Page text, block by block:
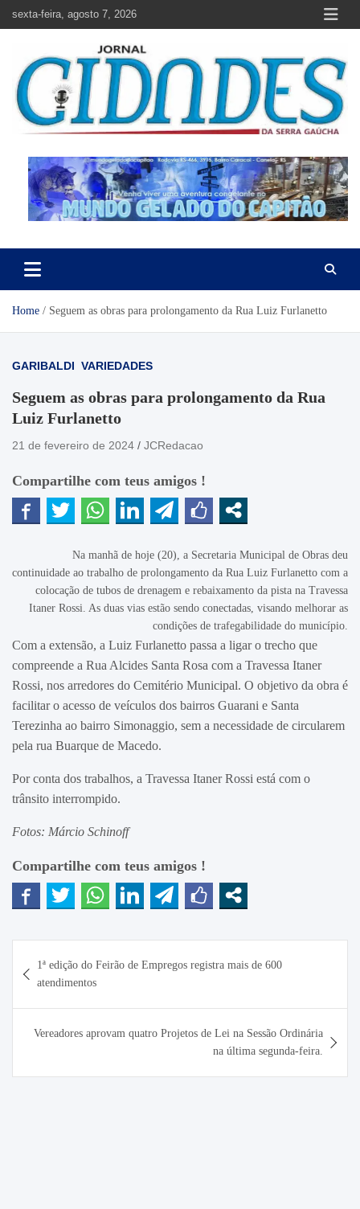
sexta-feira, agosto 7, 2026
Jornal Cidades da Serra Gaúcha
Home Seguem as obras para prolongamento da Rua Luiz Furlanetto
GARIBALDI VARIEDADES
Seguem as obras para prolongamento da Rua
Luiz Furlanetto
21 de fevereiro de 2024 JCRedacao
Compartilhe com teus amigos !
Na manhã de hoje (20), a Secretaria Municipal de Obras deu
continuidade ao trabalho de prolongamento da Rua Luiz Furlanetto com a
colocação de tubos de drenagem e rebaixamento da pista na Travessa
Itaner Rossi. As duas vias estão sendo conectadas, visando melhorar as
condições de trafegabilidade do município.
Com a extensão, a Luiz Furlanetto passa a ligar o trecho que
compreende a Rua Alcides Santa Rosa com a Travessa Itaner
Rossi, nos arredores do Cemitério Municipal. O objetivo da obra é
facilitar o acesso de veículos dos bairros Guarani e Santa
Terezinha ao bairro Simonaggio, sem a necessidade de circularem
pela rua Buarque de Macedo.
Por conta dos trabalhos, a Travessa Itaner Rossi está com o
trânsito interrompido.
Fotos: Márcio Schinoff
Compartilhe com teus amigos !
de
Post
1ª edição do Feirão de Empregos registra mais de 600
atendimentos
Vereadores aprovam quatro Projetos de Lei na Sessão Ordinária
na última segunda-feira.